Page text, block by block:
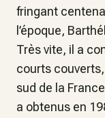
fringant
l’époque,
Très vite, il a
courts couverts,
sud de la
a obtenus en